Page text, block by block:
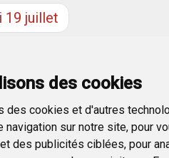
des cookies
des cookies et d'autres
navigation sur notre site, pour
des publicités ciblées, pour
19 juillet